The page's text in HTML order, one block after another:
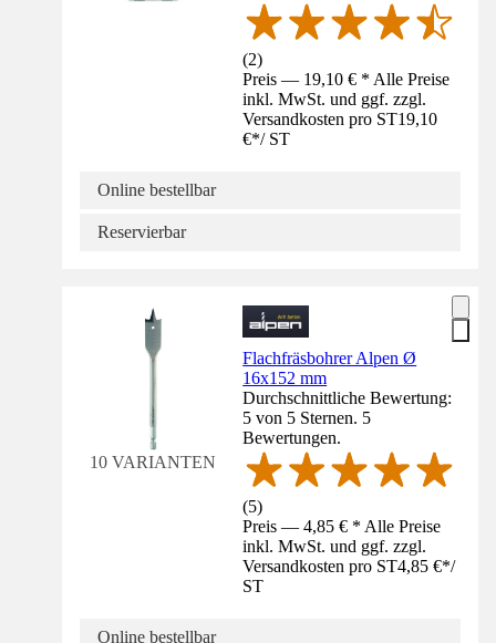
(2)
Preis — 19,10 € * Alle Preise
inkl. MwSt. und ggf. zzgl.
Versandkosten pro ST19,10
€*/ ST
Online bestellbar
Reservierbar
10 VARIANTEN
Flachfräsbohrer Alpen Ø
16x152 mm
Durchschnittliche Bewertung:
5 von 5 Sternen. 5
Bewertungen.
(5)
Preis — 4,85 € * Alle Preise
inkl. MwSt. und ggf. zzgl.
Versandkosten pro ST4,85 €*/
ST
Online bestellbar